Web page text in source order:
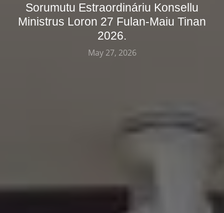
Sorumutu Estraordináriu Konsellu
Ministrus Loron 27 Fulan-Maiu Tinan
2026.
May 27, 2026